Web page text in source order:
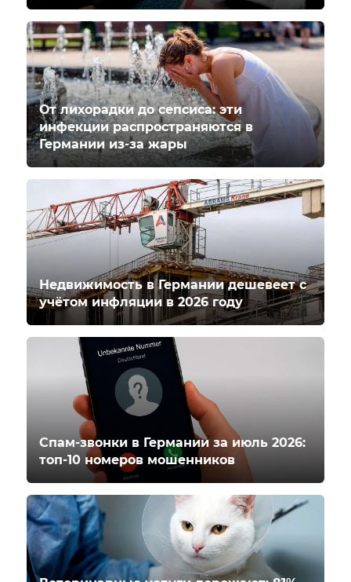
От лихорадки до сепсиса: эти
инфекции распространяются в
Германии из-за жары
Недвижимость в Германии дешевеет с
учётом инфляции в 2026 году
Спам-звонки в Германии за июль 2026:
топ-10 номеров мошенников